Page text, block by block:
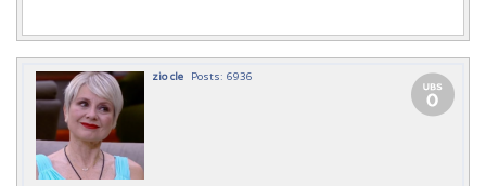
zio cle Posts: 6936